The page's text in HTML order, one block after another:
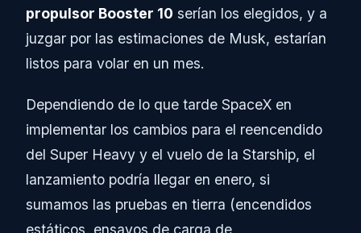
propulsor Booster 10 serían los elegidos, y a
juzgar por las estimaciones de Musk, estarían
listos para volar en un mes.
Dependiendo de lo que tarde SpaceX en
implementar los cambios para el reencendido
del Super Heavy y el vuelo de la Starship, el
lanzamiento podría llegar en enero, si
sumamos las pruebas en tierra (encendidos
estáticos, ensayos de carga de